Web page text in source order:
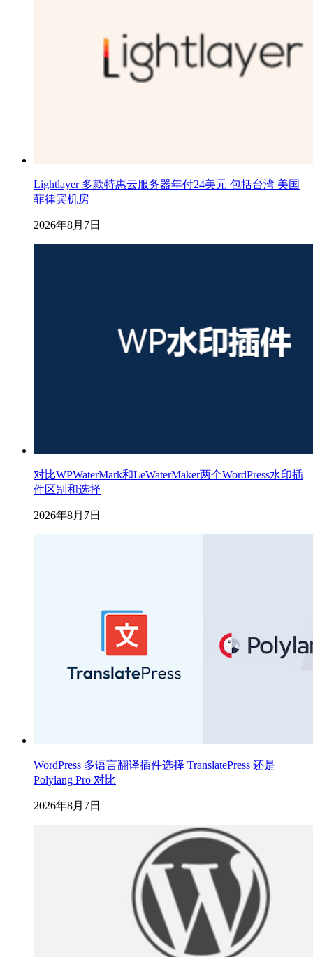
Lightlayer 多款特惠云服务器年付24美元 包括台湾 美国
菲律宾机房
2026年8月7日
对比WPWaterMark和LeWaterMaker两个WordPress水印插
件区别和选择
2026年8月7日
WordPress 多语言翻译插件选择 TranslatePress 还是
Polylang Pro 对比
2026年8月7日